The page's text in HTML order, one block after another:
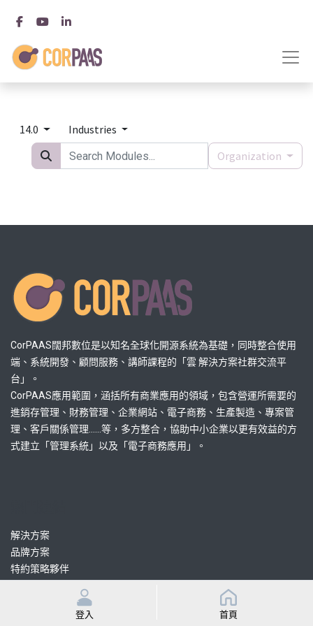
14.0
Industries
Organization
CorPAAS闊邦數位是以知名全球化開源系統為基礎，同時整合使用
端、系統開發、顧問服務、講師課程的「雲 解決方案社群交流平
台」。
CorPAAS應用範圍，涵括所有商業應用的領域，包含營運所需要的
進銷存管理、財務管理、企業網站、電子商務、生產製造、專案管
理、客戶關係管理......等，多方整合，協助中小企業以更有效益的方
式建立「管理系統」以及「電子商務應用」。
解決方案
品牌方案
特約策略夥伴
登入 首頁